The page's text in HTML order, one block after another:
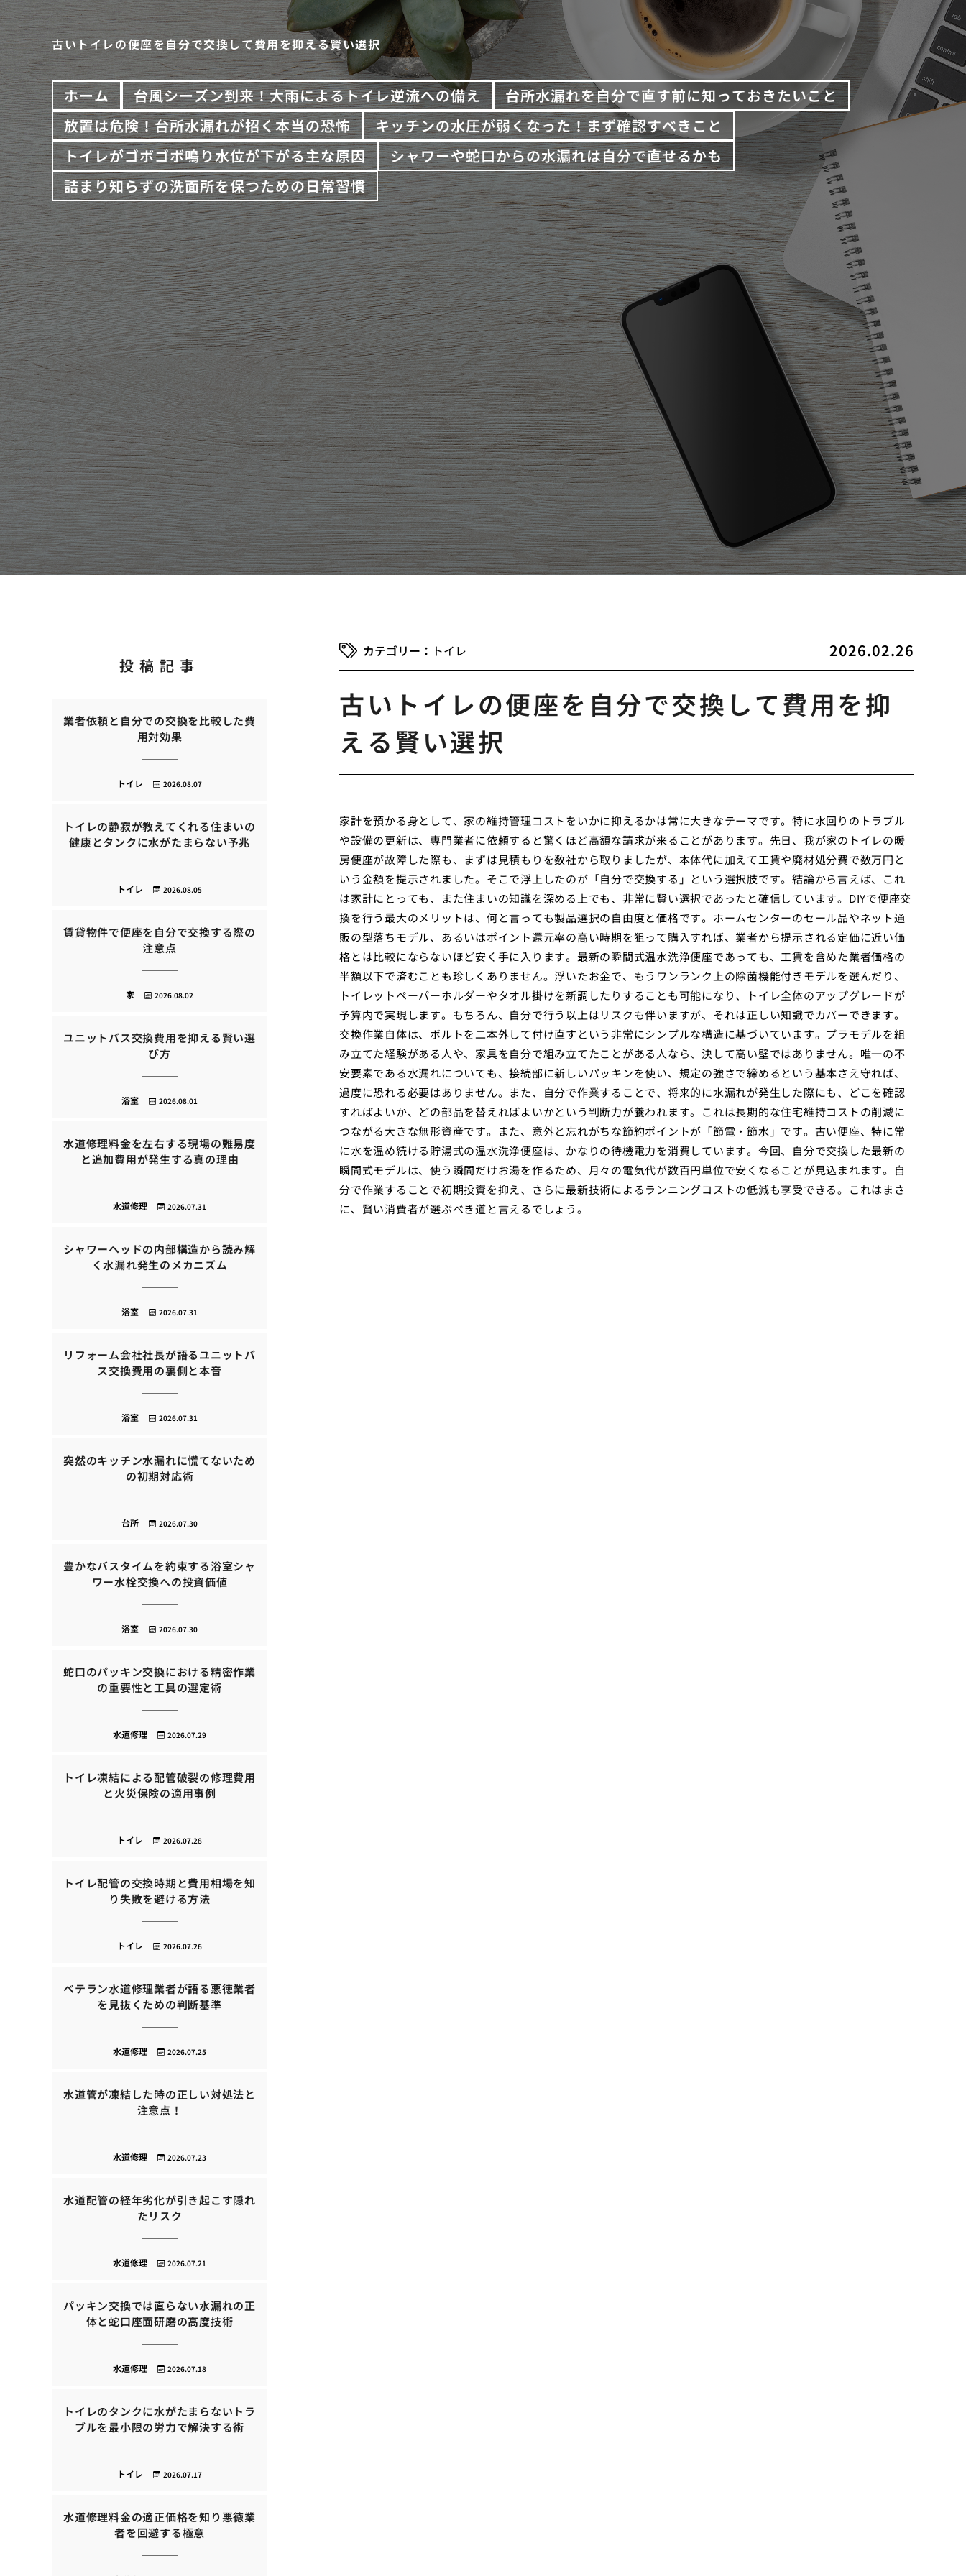
古いトイレの便座を自分で交換して費用を抑える賢い選択
ホーム 台風シーズン到来！大雨によるトイレ逆流への備え
台所水漏れを自分で直す前に知っておきたいこと
放置は危険！台所水漏れが招く本当の恐怖
キッチンの水圧が弱くなった！まず確認すべきこと
トイレがゴボゴボ鳴り水位が下がる主な原因
シャワーや蛇口からの水漏れは自分で直せるかも
詰まり知らずの洗面所を保つための日常習慣
2026.02.26
トイレ
古いトイレの便座を自分で交換して費用を抑
える賢い選択
家計を預かる身として、家の維持管理コストをいかに抑えるかは常に大きなテーマです。特に水回りのトラブル
や設備の更新は、専門業者に依頼すると驚くほど高額な請求が来ることがあります。先日、我が家のトイレの暖
房便座が故障した際も、まずは見積もりを数社から取りましたが、本体代に加えて工賃や廃材処分費で数万円と
いう金額を提示されました。そこで浮上したのが「自分で交換する」という選択肢です。結論から言えば、これ
は家計にとっても、また住まいの知識を深める上でも、非常に賢い選択であったと確信しています。DIYで便座交
換を行う最大のメリットは、何と言っても製品選択の自由度と価格です。ホームセンターのセール品やネット通
販の型落ちモデル、あるいはポイント還元率の高い時期を狙って購入すれば、業者から提示される定価に近い価
格とは比較にならないほど安く手に入ります。最新の瞬間式温水洗浄便座であっても、工賃を含めた業者価格の
半額以下で済むことも珍しくありません。浮いたお金で、もうワンランク上の除菌機能付きモデルを選んだり、
トイレットペーパーホルダーやタオル掛けを新調したりすることも可能になり、トイレ全体のアップグレードが
予算内で実現します。もちろん、自分で行う以上はリスクも伴いますが、それは正しい知識でカバーできます。
交換作業自体は、ボルトを二本外して付け直すという非常にシンプルな構造に基づいています。プラモデルを組
み立てた経験がある人や、家具を自分で組み立てたことがある人なら、決して高い壁ではありません。唯一の不
安要素である水漏れについても、接続部に新しいパッキンを使い、規定の強さで締めるという基本さえ守れば、
過度に恐れる必要はありません。また、自分で作業することで、将来的に水漏れが発生した際にも、どこを確認
すればよいか、どの部品を替えればよいかという判断力が養われます。これは長期的な住宅維持コストの削減に
つながる大きな無形資産です。また、意外と忘れがちな節約ポイントが「節電・節水」です。古い便座、特に常
に水を温め続ける貯湯式の温水洗浄便座は、かなりの待機電力を消費しています。今回、自分で交換した最新の
瞬間式モデルは、使う瞬間だけお湯を作るため、月々の電気代が数百円単位で安くなることが見込まれます。自
分で作業することで初期投資を抑え、さらに最新技術によるランニングコストの低減も享受できる。これはまさ
に、賢い消費者が選ぶべき道と言えるでしょう。
投稿記事
業者依頼と自分での交換を比較した費
用対効果
2026.08.07
トイレ
トイレの静寂が教えてくれる住まいの
健康とタンクに水がたまらない予兆
2026.08.05
トイレ
賃貸物件で便座を自分で交換する際の
注意点
2026.08.02
家
ユニットバス交換費用を抑える賢い選
び方
2026.08.01
浴室
水道修理料金を左右する現場の難易度
と追加費用が発生する真の理由
2026.07.31
水道修理
シャワーヘッドの内部構造から読み解
く水漏れ発生のメカニズム
2026.07.31
浴室
リフォーム会社社長が語るユニットバ
ス交換費用の裏側と本音
2026.07.31
浴室
突然のキッチン水漏れに慌てないため
の初期対応術
2026.07.30
台所
豊かなバスタイムを約束する浴室シャ
ワー水栓交換への投資価値
2026.07.30
浴室
蛇口のパッキン交換における精密作業
の重要性と工具の選定術
2026.07.29
水道修理
トイレ凍結による配管破裂の修理費用
と火災保険の適用事例
2026.07.28
トイレ
トイレ配管の交換時期と費用相場を知
り失敗を避ける方法
2026.07.26
トイレ
ベテラン水道修理業者が語る悪徳業者
を見抜くための判断基準
2026.07.25
水道修理
水道管が凍結した時の正しい対処法と
注意点！
2026.07.23
水道修理
水道配管の経年劣化が引き起こす隠れ
たリスク
2026.07.21
水道修理
パッキン交換では直らない水漏れの正
体と蛇口座面研磨の高度技術
2026.07.18
水道修理
トイレのタンクに水がたまらないトラ
ブルを最小限の労力で解決する術
2026.07.17
トイレ
水道修理料金の適正価格を知り悪徳業
者を回避する極意